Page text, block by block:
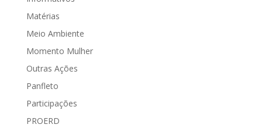
Matérias
Meio Ambiente
Momento Mulher
Outras Ações
Panfleto
Participações
PROERD